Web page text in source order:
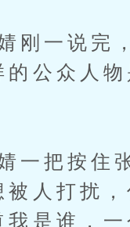
一说完，
的公众人
把按住张
被人打扰
我是谁，